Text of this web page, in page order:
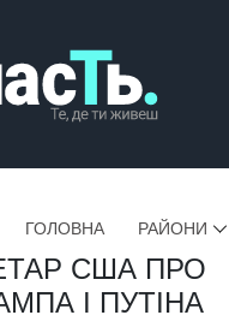
ГОЛОВНА РАЙОНИ
США ПРО
І ПУТІНА